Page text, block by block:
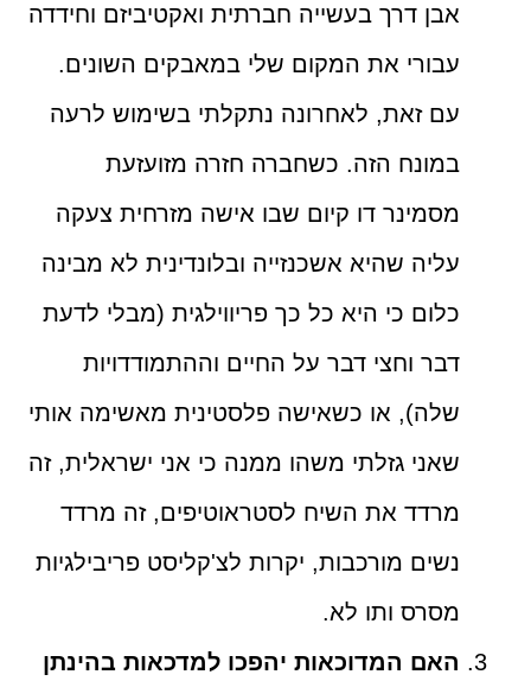
אבן דרך בעשייה חברתית ואקטיביזם וחידדה
עבורי את המקום שלי במאבקים השונים.
עם זאת, לאחרונה נתקלתי בשימוש לרעה
במונח הזה. כשחברה חזרה מזועזעת
מסמינר דו קיום שבו אישה מזרחית צעקה
עליה שהיא אשכנזייה ובלונדינית לא מבינה
כלום כי היא כל כך פריווילגית (מבלי לדעת
דבר וחצי דבר על החיים וההתמודדויות
שלה), או כשאישה פלסטינית מאשימה אותי
שאני גזלתי משהו ממנה כי אני ישראלית, זה
מרדד את השיח לסטראוטיפים, זה מרדד
נשים מורכבות, יקרות לצ'קליסט פריבילגיות
מסרס ותו לא.
האם המדוכאות יהפכו למדכאות בהינתן